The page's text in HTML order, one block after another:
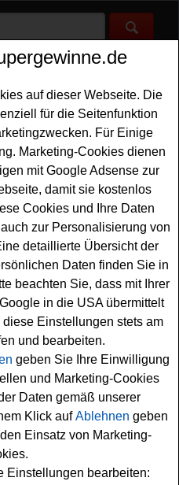
>Auto Gewinnspiele>
-
eingeben
auf seppel-
die gern ein neuesAuto
Schlappe Seppel
einen Code eingeben und
gewinnen, der als
hat einen Gesamtwert
warten 50x ein Feuerkorb,
von je 150 Euro sowie
Teilnehmer.
Gewinnspiel
Sie auf seppel-moment.de
finden Sie unter dem
auf dieser Webseite. Die
für die Seitenfunktion
Für Einige
Marketing-Cookies dienen
mit Google Adsense zur
damit sie kostenlos
Cookies und Ihre Daten
zur Personalisierung von
detaillierte Übersicht der
Daten finden Sie in
beachten Sie, dass mit Ihrer
in die USA übermittelt
Einstellungen stets am
und bearbeiten.
geben Sie Ihre Einwilligung
und Marketing-Cookies
Daten gemäß unserer
Klick aufAblehnen geben
Einsatz von Marketing-
Einstellungen bearbeiten: